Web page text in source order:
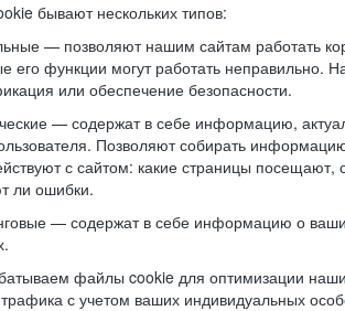
бывают нескольких типов:
— позволяют нашим сайтам работать
его функции могут работать неправильно.
или обеспечение безопасности.
— содержат в себе информацию,
Позволяют собирать
с сайтом: какие страницы посещают,
ли ошибки.
— содержат в себе информацию о
файлы cookie для оптимизации
трафика с учетом ваших индивидуальных